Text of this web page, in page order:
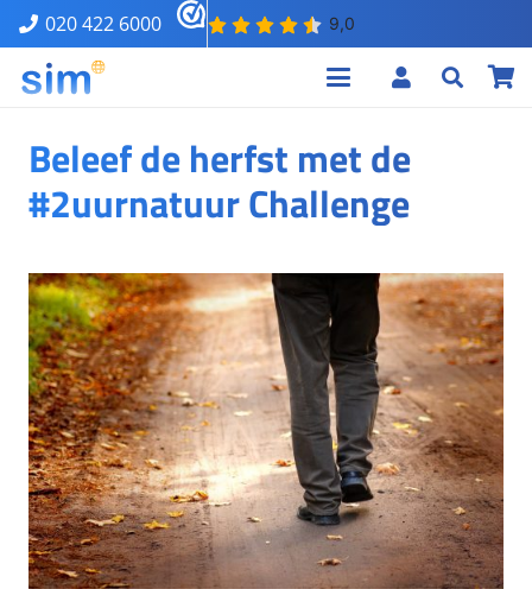
020 422 6000
Beleef de herfst met de
#2uurnatuur Challenge